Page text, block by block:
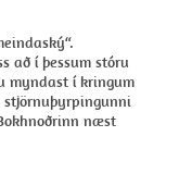
að í þessum stóru
myndast í kringum
stjörnuþyrpingunni
næst